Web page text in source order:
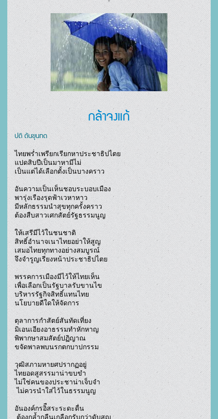
กล้าจงแก้
ปติ ตันขุนทด
ไทยพร่ำเพรียกเรียกหาประชาธิปไตย
แปดสิบปีเป็นมาหามีไม่
เป็นแต่ได้เลือกตั้งเป็นบางคราว
อันความเป็นเห็นชอบระบอบเมือง
พารุ่งเรืองรุดฟ้าเวหาหาว
มีหลักธรรมนำสุขทุกครั้งคราว
ต้องสืบสาวเศกสัตย์รัฐธรรมนูญ
ให้เสรีมีไว้ในชนชาติ
สิทธิ์อำนาจเนาไทยอย่าให้สูญ
เสมอไทยทุกทางอย่างสมบูรณ์
จึงจำรูญเรียงหน้าประชาธิปไตย
พรรคการเมืองมีไว้ให้ไทยเห็น
เพื่อเลือกเป็นรัฐบาลรับขานไข
บริหารรัฐกิจสิทธิ์แทนไทย
นโยบายดีใดให้จัดการ
ตุลาการกำสัตย์สันทัดเที่ยง
มิเอนเอียงอาธรรมทำหักหาญ
พิพากษาสมสัตย์ปฏิญาณ
ขจัดพาลพบนรกตกบาปกรรม
วุฒิสภามหายศปรากฏอยู่
ไทยอดสูสรรมาน่าขบขำ
ไม่ใช่คนของประชาน่าเจ็บจำ
ไม่ควรนำใส่ไว้ในธรรมนูญ
อันองค์กรอิืสระระดะดื่น